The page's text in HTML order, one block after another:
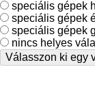
speciális gépek
speciális gépek
speciális gépek
nincs helyes
Válasszon ki egy